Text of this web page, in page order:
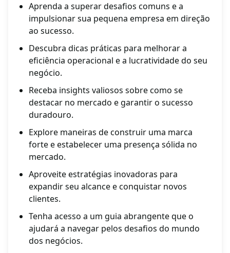
Aprenda a superar desafios comuns e a
impulsionar sua pequena empresa em direção
ao sucesso.
Descubra dicas práticas para melhorar a
eficiência operacional e a lucratividade do seu
negócio.
Receba insights valiosos sobre como se
destacar no mercado e garantir o sucesso
duradouro.
Explore maneiras de construir uma marca
forte e estabelecer uma presença sólida no
mercado.
Aproveite estratégias inovadoras para
expandir seu alcance e conquistar novos
clientes.
Tenha acesso a um guia abrangente que o
ajudará a navegar pelos desafios do mundo
dos negócios.